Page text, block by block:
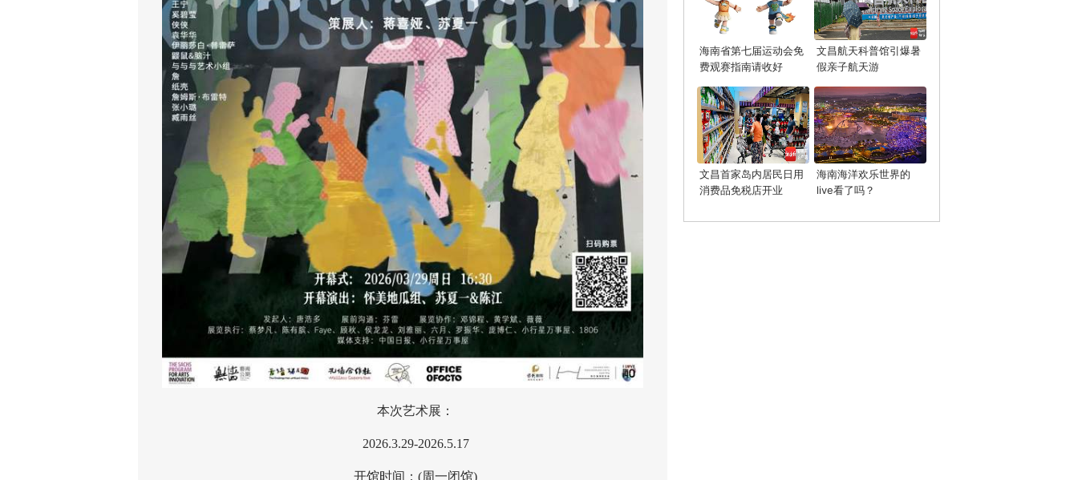
本次艺术展：
2026.3.29-2026.5.17
开馆时间：(周一闭馆)
海南省第七届运动会免
费观赛指南请收好
文昌航天科普馆引爆暑
假亲子航天游
文昌首家岛内居民日用
消费品免税店开业
海南海洋欢乐世界的
live看了吗？